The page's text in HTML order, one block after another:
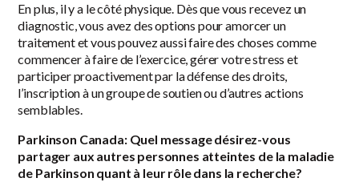
En plus, il y a le côté physique. Dès que vous recevez un
diagnostic, vous avez des options pour amorcer un
traitement et vous pouvez aussi faire des choses comme
commencer à faire de l’exercice, gérer votre stress et
participer proactivement par la défense des droits,
l’inscription à un groupe de soutien ou d’autres actions
semblables.
Parkinson Canada: Quel message désirez-vous
partager aux autres personnes atteintes de la maladie
de Parkinson quant à leur rôle dans la recherche?